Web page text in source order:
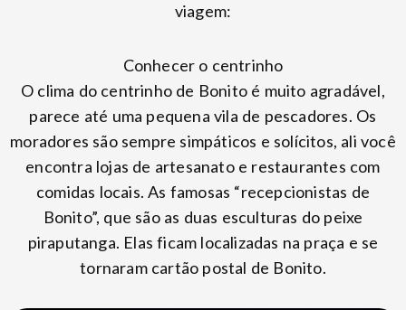
viagem:
Conhecer o centrinho
O clima do centrinho de Bonito é muito agradável,
parece até uma pequena vila de pescadores. Os
moradores são sempre simpáticos e solícitos, ali você
encontra lojas de artesanato e restaurantes com
comidas locais. As famosas “recepcionistas de
Bonito”, que são as duas esculturas do peixe
piraputanga. Elas ficam localizadas na praça e se
tornaram cartão postal de Bonito.